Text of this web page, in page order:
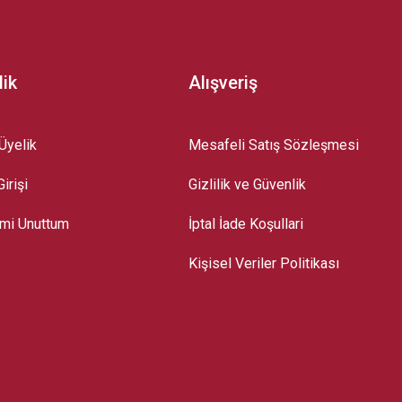
Unuttum
Alışveriş
Mesafeli Satış Sözleşmesi
Gizlilik ve Güvenlik
İptal İade Koşullari
Kişisel Veriler Politikası